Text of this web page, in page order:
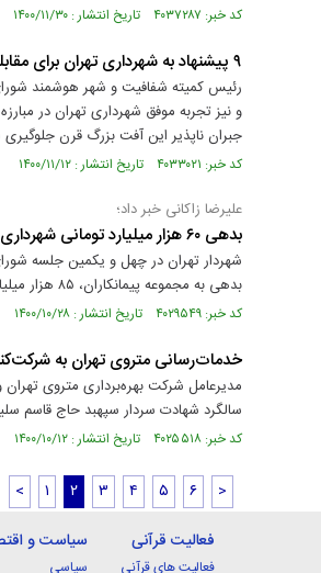
کد خبر: ۴۰۳۷۲۸۷ تاریخ انتشار : ۱۴۰۰/۱۱/۳۰
۹ پیشنهاد به شهرداری تهران برای مقابله با کرونا
رئیس کمیته شفافیت و شهر هوشمند
و نیز تجربه موفق شهرداری تهران در
جبران ناپذیر این آفت بزرگ قرن
کد خبر: ۴۰۳۳۰۲۱ تاریخ انتشار : ۱۴۰۰/۱۱/۱۲
علیرضا زاکانی خبر داد‌؛
بدهی ۶۰ هزار میلیارد تومانی شهرداری به بانک‌ها
بدهی به مجموعه پیمانکاران، ۸۵ هزار میلیارد تومان سرجمع بدهی‌هاست.
کد خبر: ۴۰۲۹۵۴۹ تاریخ انتشار : ۱۴۰۰/۱۰/۲۸
خدمات‌رسانی متروی تهران به
مدیرعامل شرکت بهره‌برداری متروی
سالگرد شهادت سردار سپهبد حاج قاسم
کد خبر: ۴۰۲۵۵۱۸ تاریخ انتشار : ۱۴۰۰/۱۰/۱۲
< ۱ ۲ ۳ ۴ ۵ ۶ >
فعالیت قرآنی
فعالیت های قرآنی
سیاست و
سیاسی